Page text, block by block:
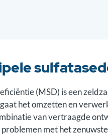
(MSD) is een
het omzetten en
van vertraagde
met het